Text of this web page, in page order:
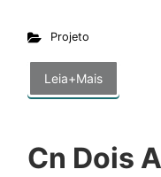
Projeto
Leia+Mais
Cn Dois